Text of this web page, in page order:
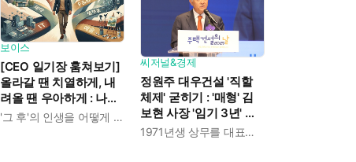
보이스
[CEO 일기장 훔쳐보기]
올라갈 땐 치열하게, 내
려올 땐 우아하게 : 나만
의 커리어 설계법
'그 후'의 인생을 어떻게 살 것인가
씨저널&경제
정원주 대우건설 '직할
체제' 굳히기 : '매형' 김
보현 사장 '임기 3년' 받
고 4개월 만에 물러났다
1971년생 상무를 대표이사로 발탁